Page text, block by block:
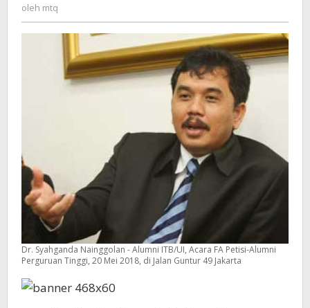
oleh mtq
Dr. Syahganda Nainggolan - Alumni ITB/UI, Acara FA Petisi-Alumni
Perguruan Tinggi, 20 Mei 2018, di Jalan Guntur 49 Jakarta